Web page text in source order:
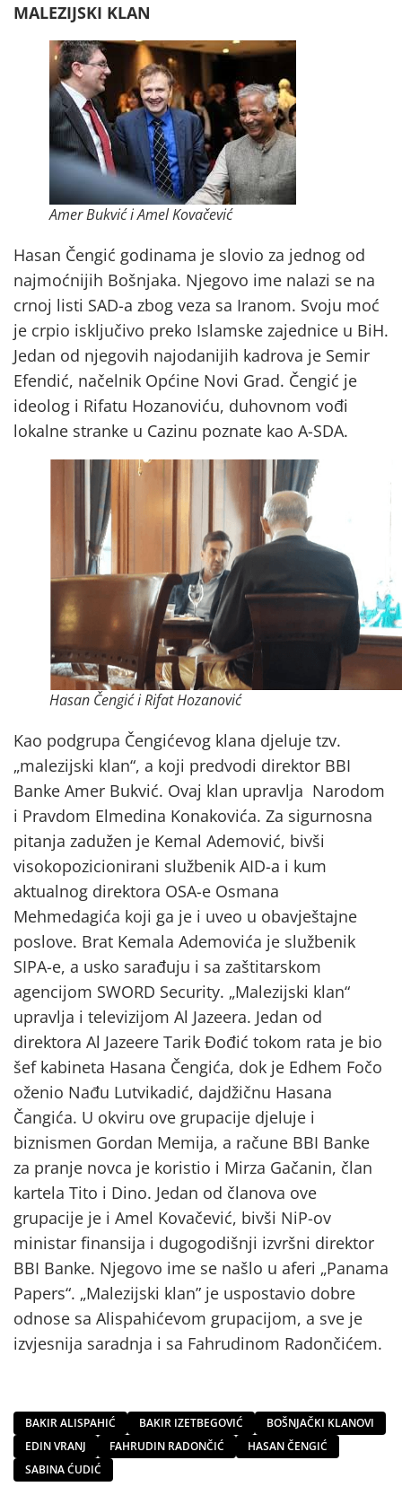
MALEZIJSKI KLAN
Amer Bukvić i Amel Kovačević
Hasan Čengić godinama je slovio za jednog od
najmoćnijih Bošnjaka. Njegovo ime nalazi se na
crnoj listi SAD-a zbog veza sa Iranom. Svoju moć
je crpio isključivo preko Islamske zajednice u BiH.
Jedan od njegovih najodanijih kadrova je Semir
Efendić, načelnik Općine Novi Grad. Čengić je
ideolog i Rifatu Hozanoviću, duhovnom vođi
lokalne stranke u Cazinu poznate kao A-SDA.
Hasan Čengić i Rifat Hozanović
Kao podgrupa Čengićevog klana djeluje tzv.
„malezijski klan“, a koji predvodi direktor BBI
Banke Amer Bukvić. Ovaj klan upravlja Narodom
i Pravdom Elmedina Konakovića. Za sigurnosna
pitanja zadužen je Kemal Ademović, bivši
visokopozicionirani službenik AID-a i kum
aktualnog direktora OSA-e Osmana
Mehmedagića koji ga je i uveo u obavještajne
poslove. Brat Kemala Ademovića je službenik
SIPA-e, a usko sarađuju i sa zaštitarskom
agencijom SWORD Security. „Malezijski klan“
upravlja i televizijom Al Jazeera. Jedan od
direktora Al Jazeere Tarik Đođić tokom rata je bio
šef kabineta Hasana Čengića, dok je Edhem Fočo
oženio Nađu Lutvikadić, dajdžičnu Hasana
Čangića. U okviru ove grupacije djeluje i
biznismen Gordan Memija, a račune BBI Banke
za pranje novca je koristio i Mirza Gačanin, član
kartela Tito i Dino. Jedan od članova ove
grupacije je i Amel Kovačević, bivši NiP-ov
ministar finansija i dugogodišnji izvršni direktor
BBI Banke. Njegovo ime se našlo u aferi „Panama
Papers“. „Malezijski klan” je uspostavio dobre
odnose sa Alispahićevom grupacijom, a sve je
izvjesnija saradnja i sa Fahrudinom Radončićem.
BAKIR ALISPAHIĆ BAKIR IZETBEGOVIĆ
BOŠNJAČKI KLANOVI
EDIN VRANJ
FAHRUDIN RADONČIĆ
HASAN ČENGIĆ
SABINA ĆUDIĆ